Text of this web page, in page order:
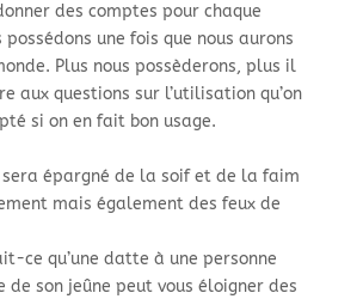
des comptes pour chaque
possédons une fois que nous aurons
Plus nous possèderons, plus il
aux questions sur l’utilisation qu’on
si on en fait bon usage.
sera épargné de la soif et de la faim
mais également des feux de
ce qu’une datte à une personne
son jeûne peut vous éloigner des